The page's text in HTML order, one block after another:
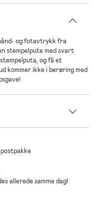
og fotavtrykk fra
stempelpute med svart
og få et
kommer ikke i berøring med
allerede samme dag!